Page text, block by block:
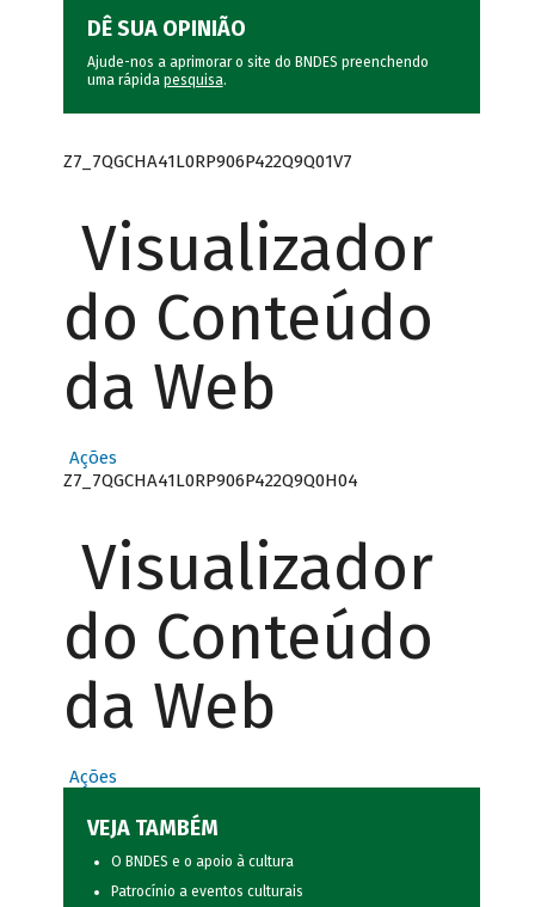
DÊ SUA OPINIÃO
Ajude-nos a aprimorar o site do BNDES preenchendo
uma rápida pesquisa.
Z7_7QGCHA41L0RP906P422Q9Q01V7
Visualizador
do Conteúdo
da Web
Ações
Z7_7QGCHA41L0RP906P422Q9Q0H04
Visualizador
do Conteúdo
da Web
Ações
VEJA TAMBÉM
O BNDES e o apoio à cultura
Patrocínio a eventos culturais